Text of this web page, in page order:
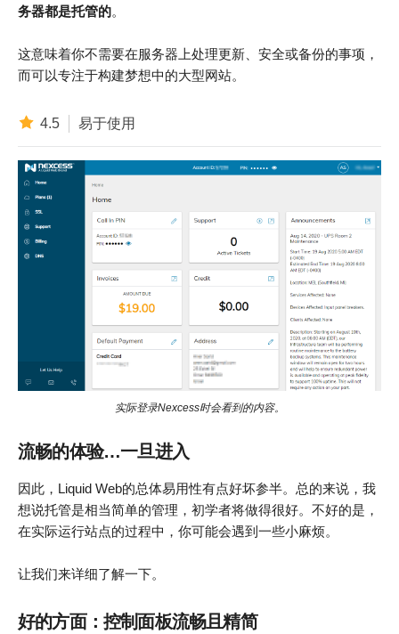
务器都是托管的。
这意味着你不需要在服务器上处理更新、安全或备份的事项，
而可以专注于构建梦想中的大型网站。
4.5 易于使用
实际登录Nexcess时会看到的内容。
流畅的体验…一旦进入
因此，Liquid Web的总体易用性有点好坏参半。总的来说，我
想说托管是相当简单的管理，初学者将做得很好。不好的是，
在实际运行站点的过程中，你可能会遇到一些小麻烦。
让我们来详细了解一下。
好的方面：控制面板流畅且精简